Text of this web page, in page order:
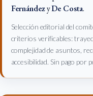
FernándezyDe Costa.
Selección editorial del
criterios verificables:
complejidad de asuntos,
accesibilidad. Sin pago por